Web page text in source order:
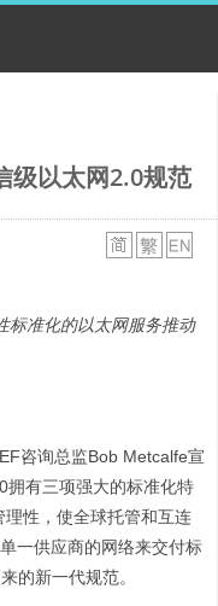
级以太网2.0规范
标准化的以太网服务推动
咨询总监Bob Metcalfe宣
拥有三项强大的标准化特
性，使全球托管和互连
一供应商的网络来交付标
的新一代规范。